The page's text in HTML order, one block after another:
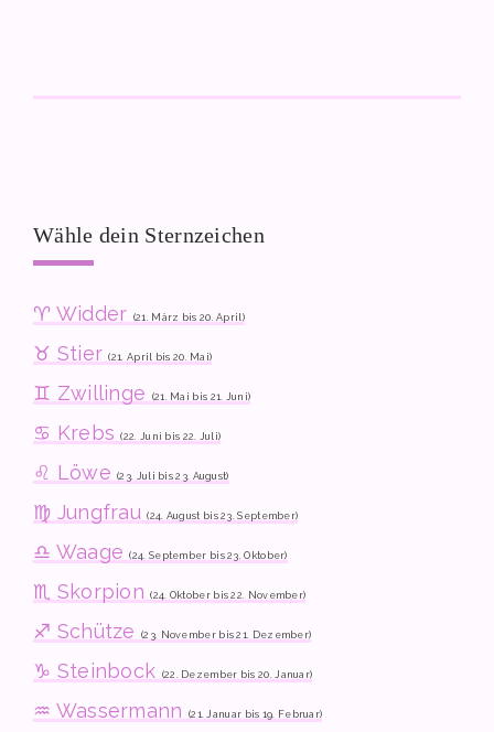
Wähle dein Sternzeichen
♈ Widder (21. März bis 20. April)
♉ Stier(21. April bis 20. Mai)
♊ Zwillinge (21. Mai bis 21. Juni)
♋ Krebs(22. Juni bis 22. Juli)
♌ Löwe(23. Juli bis 23. August)
♍ Jungfrau(24. August bis 23. September)
♎ Waage(24. September bis 23. Oktober)
♏ Skorpion(24. Oktober bis 22. November)
♐ Schütze (23. November bis 21. Dezember)
♑ Steinbock (22. Dezember bis 20. Januar)
♒ Wassermann (21. Januar bis 19. Februar)